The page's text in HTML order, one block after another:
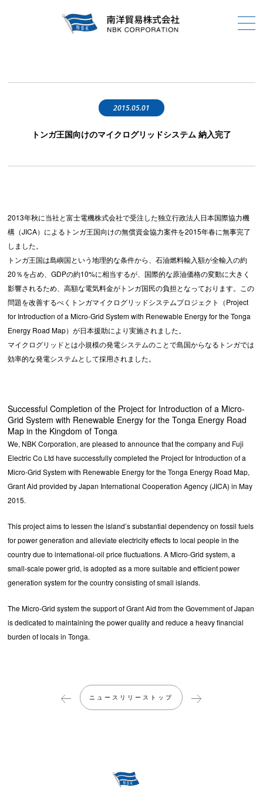
2015.05.01
トンガ王国向けのマイクログリッドシステム 納入完了
2013年秋に当社と富士電機株式会社で受注した独立行政法人日本国際協力機
構（JICA）によるトンガ王国向けの無償資金協力案件を2015年春に無事完了
しました。
トンガ王国は島嶼国という地理的な条件から、石油燃料輸入額が全輸入の約
20％を占め、GDPの約10%に相当するが、国際的な原油価格の変動に大きく
影響されるため、高額な電気料金がトンガ国民の負担となっております。この
問題を改善するべくトンガマイクログリッドシステムプロジェクト（Project
for Introduction of a Micro-Grid System with Renewable Energy for the Tonga
Energy Road Map）が日本援助により実施されました。
マイクログリッドとは小規模の発電システムのことで島国からなるトンガでは
効率的な発電システムとして採用されました。
Successful Completion of the Project for Introduction of a Micro-
Grid System with Renewable Energy for the Tonga Energy Road
Map in the Kingdom of Tonga
We, NBK Corporation, are pleased to announce that the company and Fuji
Electric Co Ltd have successfully completed the Project for Introduction of a
Micro-Grid System with Renewable Energy for the Tonga Energy Road Map,
Grant Aid provided by Japan International Cooperation Agency (JICA) in May
2015.
This project aims to lessen the island’s substantial dependency on fossil fuels
for power generation and alleviate electricity effects to local people in the
country due to international-oil price fluctuations. A Micro-Grid system, a
small-scale power grid, is adopted as a more suitable and efficient power
generation system for the country consisting of small islands.
The Micro-Grid system the support of Grant Aid from the Government of Japan
is dedicated to maintaining the power quality and reduce a heavy financial
burden of locals in Tonga.
ニュースリリーストップ